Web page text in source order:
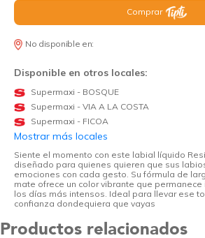
Comprar
No disponible en:
Disponible en otros locales:
Supermaxi - BOSQUE
Supermaxi - VIA A LA COSTA
Supermaxi - FICOA
Mostrar más locales
Siente el momento con este labial líquido
diseñado para quienes quieren que sus
emociones con cada gesto. Su fórmula de
mate ofrece un color vibrante que
los días más intensos. Ideal para llevar ese
confianza dondequiera que vayas
Productos relacionados